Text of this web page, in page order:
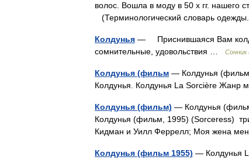
волос. Вошла в моду в 50 х гг. нашего
(Терминологический словарь
Колдунья — Приснившаяся Вам
сомнительные, удовольствия …
Сонник
Колдунья (фильм — Колдунья (фильм,
Колдунья. Колдунья La Sorcière
Колдунья (фильм) — Колдунья
Колдунья (фильм, 1995) (Sorceress)
Кидман и Уилл Феррелл; Моя жена
Колдунья (фильм 1955) — Колдунья